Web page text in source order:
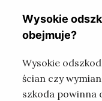
Wysokie
obejmuje?
Wysokie
ścian czy
szkoda powinna